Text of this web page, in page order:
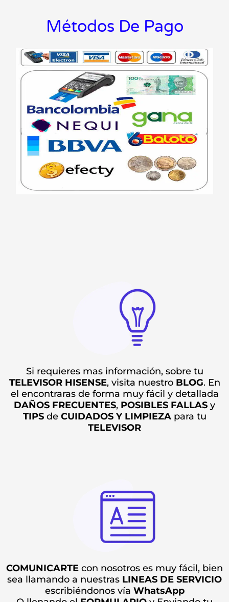
Métodos De Pago
Si requieres mas información, sobre tu
TELEVISOR HISENSE, visita nuestro BLOG. En
el encontraras de forma muy fácil y detallada
DAÑOS FRECUENTES, POSIBLES FALLAS y
TIPS de CUIDADOS Y LIMPIEZApara tu
TELEVISOR
COMUNICARTE con nosotros es muy fácil, bien
sea llamando a nuestras LINEAS DE SERVICIO
escribiéndonos vía WhatsApp